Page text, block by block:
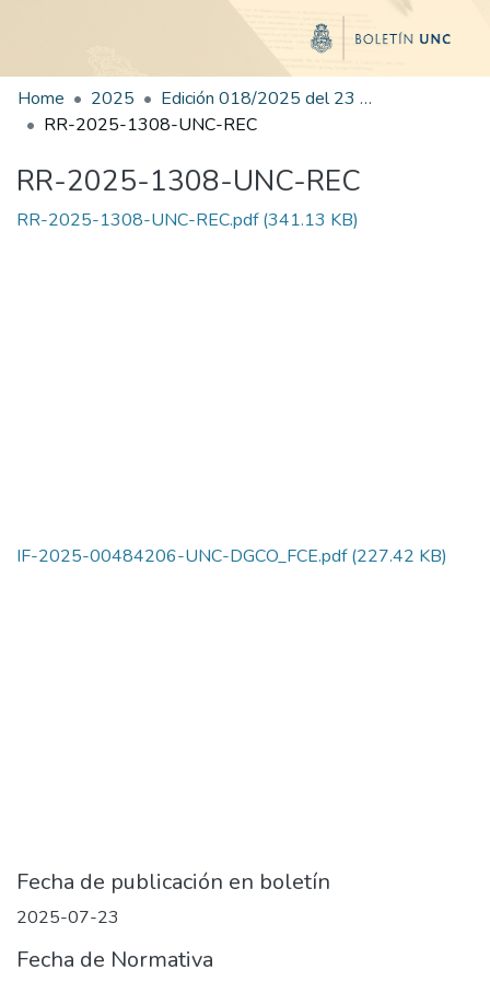
Home 2025
Edición 018/2025 del 23 de julio de 2025
RR-2025-1308-UNC-REC
RR-2025-1308-UNC-REC
RR-2025-1308-UNC-REC.pdf(341.13 KB)
IF-2025-00484206-UNC-DGCO_FCE.pdf(227.42 KB)
Fecha de publicación en boletín
2025-07-23
Fecha de Normativa